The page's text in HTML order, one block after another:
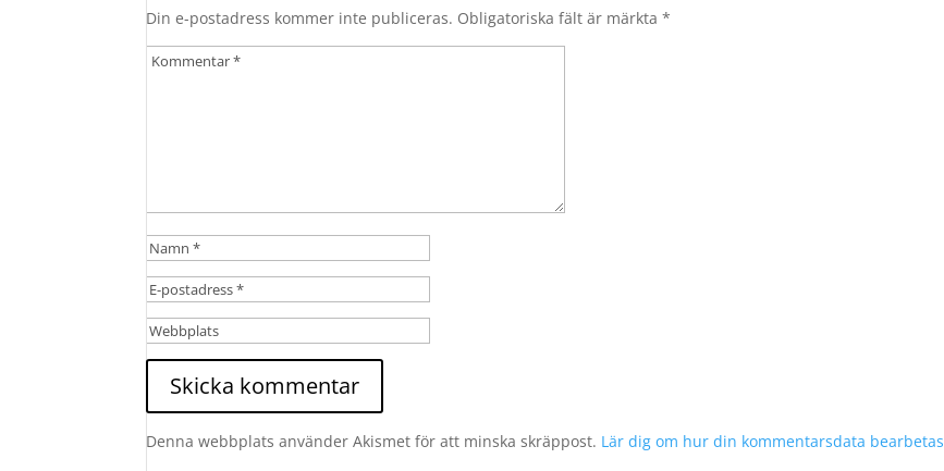
Din e-postadress kommer inte publiceras. Obligatoriska fält är märkta*
Denna webbplats använder Akismet för att minska skräppost. Lär dig om hur din kommentarsdata bearbetas